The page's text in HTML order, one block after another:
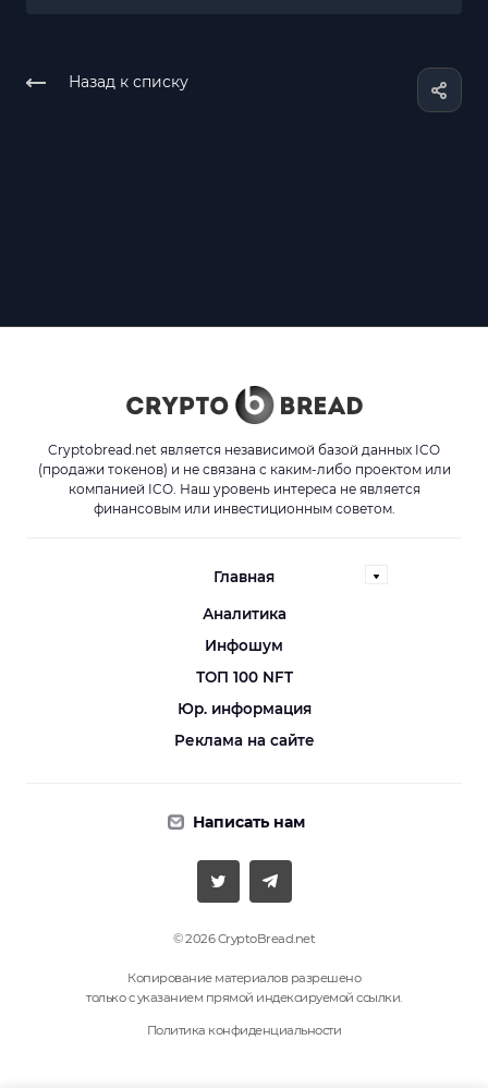
Назад к списку
Cryptobread.net является независимой базой данных ICO
(продажи токенов) и не связана с каким-либо проектом или
компанией ICO. Наш уровень интереса не является
финансовым или инвестиционным советом.
Главная
Аналитика
Инфошум
ТОП 100 NFT
Юр. информация
Реклама на сайте
Написать нам
© 2026 CryptoBread.net
Копирование материалов разрешено
только с указанием прямой индексируемой ссылки.
Политика конфиденциальности